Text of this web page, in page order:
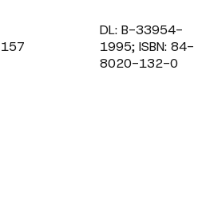
157
DL: B-33954-
1995; ISBN: 84-
8020-132-0